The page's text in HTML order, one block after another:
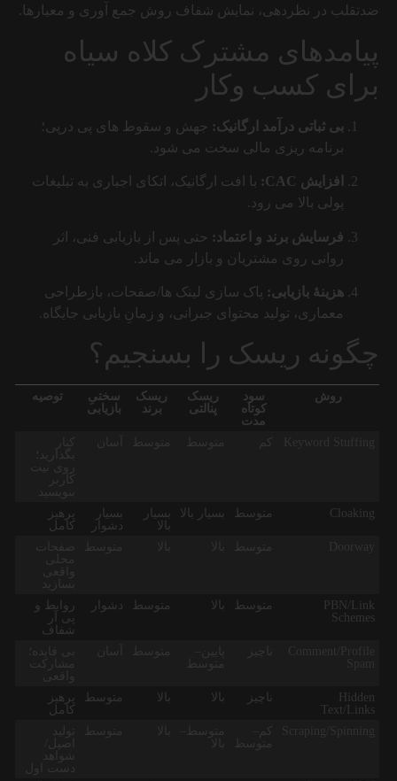
ضدتقلب در نظردهی، نمایش شفاف روش جمع آوری و معیارها.
پیامدهای مشترک کلاه سیاه
برای کسب وکار
بی ثباتی درآمد ارگانیک: جهش و سقوط های پی درپی؛
برنامه ریزی مالی سخت می شود.
افزایش CAC:
با افت ارگانیک، اتکای اجباری به تبلیغات
پولی بالا می رود.
فرسایش برند و اعتماد: حتی پس از بازیابی فنی، اثر
روانی روی مشتریان و بازار می ماند.
هزینهٔ بازیابی: پاک سازی لینک ها/صفحات، بازطراحی
معماری، تولید محتوای جبرانی، و زمانِ بازیابی جایگاه.
چگونه ریسک را بسنجیم؟
روش
سود
کوتاه
مدت
ریسک
پنالتی
ریسک
برند
سختیِ
بازیابی
توصیه
Keyword Stuffing کم متوسط متوسط آسان
کنار
بگذارید؛
روی نیت
کاربر
بنویسید
Cloaking
متوسط بسیار بالا
بسیار
بالا
بسیار
دشوار
پرهیز
کامل
Doorway
متوسط بالا بالا متوسط
صفحات
محلی
واقعی
بسازید
PBN/Link
Schemes
متوسط بالا متوسط دشوار
روابط و
پی آر
شفاف
Comment/Profile
Spam
ناچیز
پایین–
متوسط
متوسط آسان
بی فایده؛
مشارکت
واقعی
Hidden
Text/Links
ناچیز بالا بالا متوسط
پرهیز
کامل
Scraping/Spinning
کم–
متوسط
متوسط–
بالا
بالا متوسط
تولید
اصیل/
شواهد
دست اول